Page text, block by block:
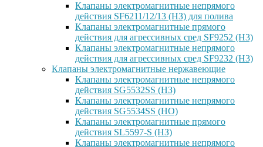
Клапаны электромагнитные непрямого
действия SF6211/12/13 (НЗ) для полива
Клапаны электромагнитные прямого
действия для агрессивных сред SF9252 (H3)
Клапаны электромагнитные непрямого
действия для агрессивных сред SF9232 (H3)
Клапаны электромагнитные нержавеющие
Клапаны электромагнитные непрямого
действия SG5532SS (НЗ)
Клапаны электромагнитные непрямого
действия SG5534SS (НО)
Клапаны электромагнитные прямого
действия SL5597-S (НЗ)
Клапаны электромагнитные непрямого